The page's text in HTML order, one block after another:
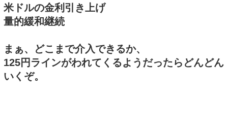
米ドルの金利引き上げ
量的緩和継続
まぁ、どこまで介入できるか、
125円ラインがわれてくるようだったらどんどん
いくぞ。